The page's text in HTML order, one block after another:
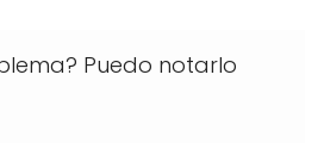
Puedo notarlo